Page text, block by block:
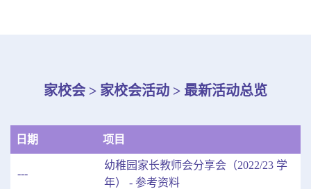
家校会 > 家校会活动 > 最新活动总览
日期 项目
---
幼稚园家长教师会分享会（2022/23 学
年） - 参考资料